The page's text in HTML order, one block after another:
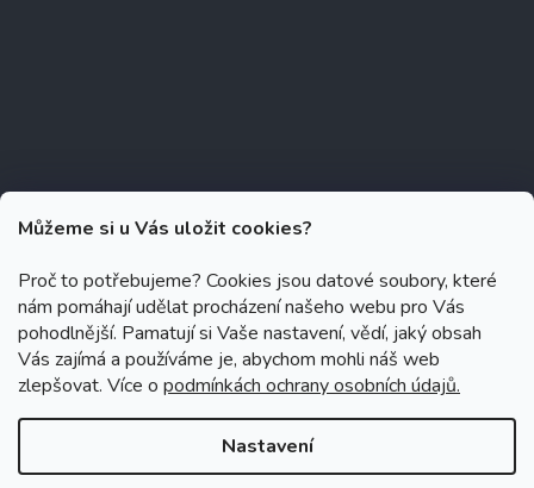
Můžeme si u Vás uložit cookies?
Proč to potřebujeme? Cookies jsou datové soubory, které
nám pomáhají udělat procházení našeho webu pro Vás
pohodlnější. Pamatují si Vaše nastavení, vědí, jaký obsah
Vás zajímá a používáme je, abychom mohli náš web
zlepšovat. Více o podmínkách ochrany osobních údajů.
Nastavení
Copyright 2026 Zubáček.cz . Všechna práva vyhrazena.
Upravit
nastavení cookies
Grafický návrh vytvořil a na Shoptet implementoval Tomáš Hlad
Shoptetak.cz.